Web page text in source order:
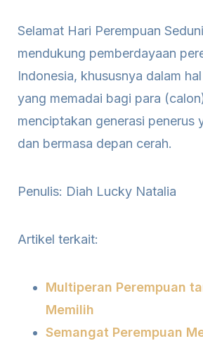
Selamat Hari Perempuan
mendukung pemberdayaan
Indonesia, khususnya dalam
yang memadai bagi para
menciptakan generasi penerus
dan bermasa depan cerah.
Penulis: Diah Lucky Natalia
Artikel terkait:
Multiperan Perempuan
Memilih
Semangat Perempuan